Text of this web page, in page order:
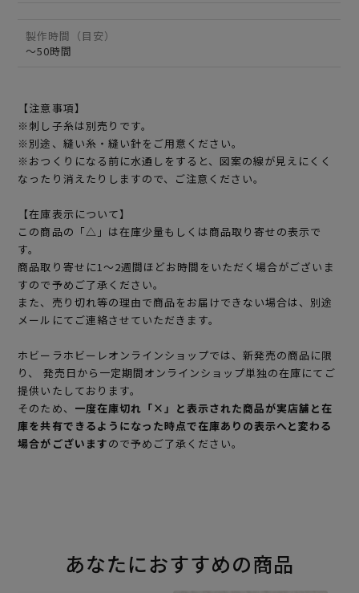
製作時間（目安）
～50時間
【注意事項】
※刺し子糸は別売りです。
※別途、縫い糸・縫い針をご用意ください。
※おつくりになる前に水通しをすると、図案の線が見えにくく
なったり消えたりしますので、ご注意ください。
【在庫表示について】
この商品の「△」は在庫少量もしくは商品取り寄せの表示で
す。
商品取り寄せに1～2週間ほどお時間をいただく場合がございま
すので予めご了承ください。
また、売り切れ等の理由で商品をお届けできない場合は、別途
メールにてご連絡させていただきます。
ホビーラホビーレオンラインショップでは、新発売の商品に限
り、 発売日から一定期間オンラインショップ単独の在庫にてご
提供いたしております。
そのため、 一度在庫切れ「×」と表示された商品が実店舗と在
庫を共有できるようになった時点で在庫ありの表示へと変わる
場合がございますので予めご了承ください。
あなたにおすすめの商品